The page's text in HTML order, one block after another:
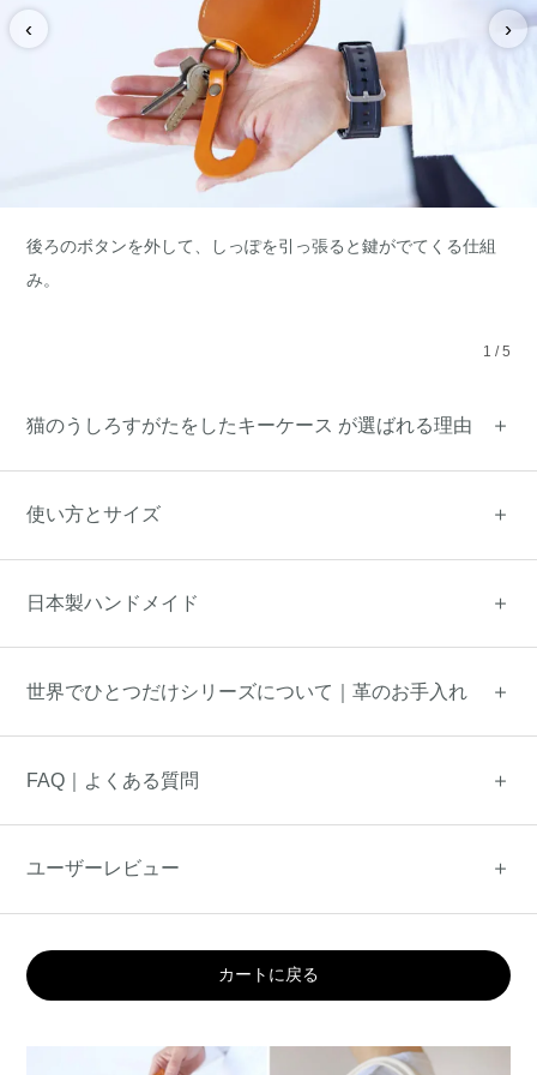
‹ ›
後ろのボタンを外して、しっぽを引っ張ると鍵がでてくる仕組
み。
1 /5
猫のうしろすがたをしたキーケース が選ばれる理由
使い方とサイズ
日本製ハンドメイド
世界でひとつだけシリーズについて｜革のお手入れ
FAQ｜よくある質問
ユーザーレビュー
カートに戻る